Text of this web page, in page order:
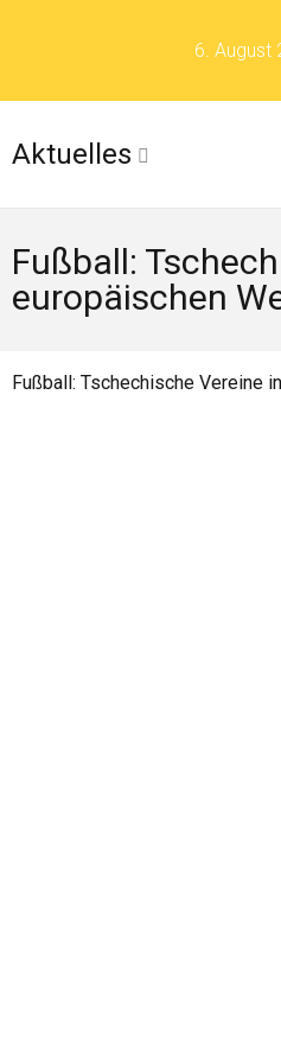
6. August
Aktuelles
Fußball:
europäischen
Fußball: Tschechische Vereine